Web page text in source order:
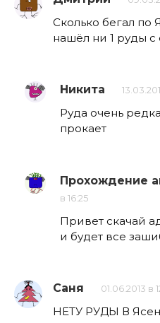
Сколько бегал по
нашёл ни 1 руды
Никита
Руда очень
прокает
Прохождение
в 16:25
Привет скачай
и будет все
Саня 01.06.2013 в
НЕТУ РУДЫ В